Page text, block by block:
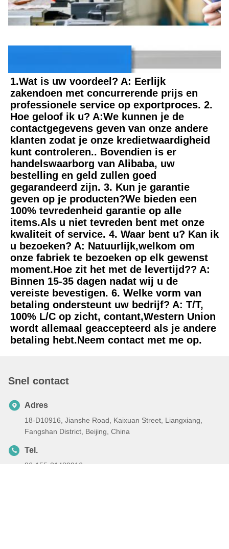
1.Wat is uw voordeel? A: Eerlijk
zakendoen met concurrerende prijs en
professionele service op exportproces. 2.
Hoe geloof ik u? A:We kunnen je de
contactgegevens geven van onze andere
klanten zodat je onze kredietwaardigheid
kunt controleren.. Bovendien is er
handelswaarborg van Alibaba, uw
bestelling en geld zullen goed
gegarandeerd zijn. 3. Kun je garantie
geven op je producten?We bieden een
100% tevredenheid garantie op alle
items.Als u niet tevreden bent met onze
kwaliteit of service. 4. Waar bent u? Kan ik
u bezoeken? A: Natuurlijk,welkom om
onze fabriek te bezoeken op elk gewenst
moment.Hoe zit het met de levertijd?? A:
Binnen 15-35 dagen nadat wij u de
vereiste bevestigen. 6. Welke vorm van
betaling ondersteunt uw bedrijf? A: T/T,
100% L/C op zicht, contant,Western Union
wordt allemaal geaccepteerd als je andere
betaling hebt.Neem contact met me op.
Snel contact
Adres
18-D10916, Jianshe Road, Kaixuan Street, Liangxiang,
Fangshan District, Beijing, China
Tel.
86-155-31489916